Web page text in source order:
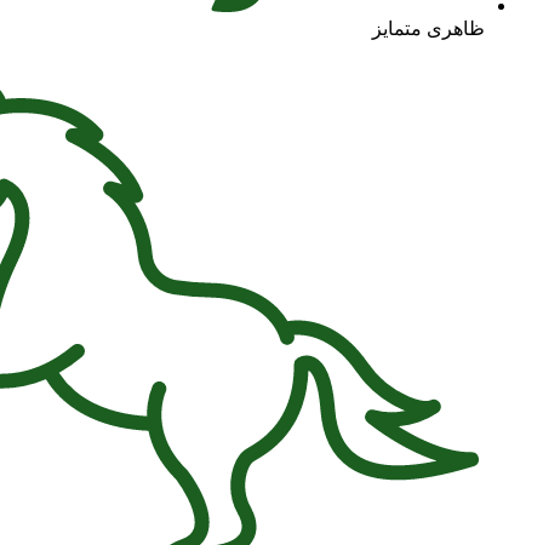
ظاهری متمایز